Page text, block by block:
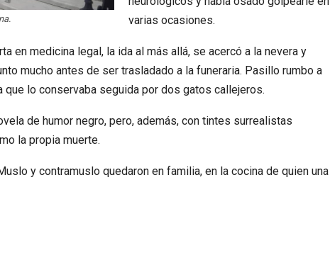
varias ocasiones.
en medicina legal, la ida al más allá, se acercó a la nevera y
mucho antes de ser trasladado a la funeraria. Pasillo rumbo a
que lo conservaba seguida por dos gatos callejeros.
de humor negro, pero, además, con tintes surrealistas
la propia muerte.
y contramuslo quedaron en familia, en la cocina de quien una